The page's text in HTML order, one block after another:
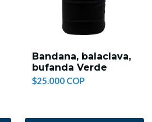
Bandana, balaclava,
bufanda Verde
$25.000 COP